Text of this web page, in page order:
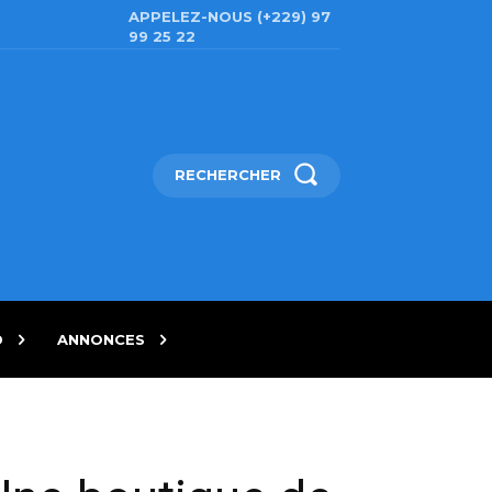
APPELEZ-NOUS (+229) 97
99 25 22
RECHERCHER
ANNONCES